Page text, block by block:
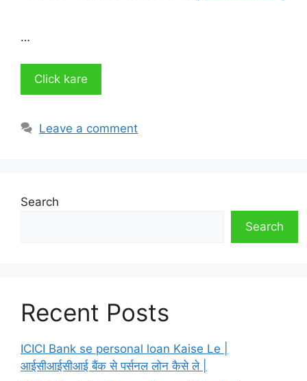
…
Click kare
Leave a comment
Search
Search
Recent Posts
ICICI Bank se personal loan Kaise Le |
आईसीआईसीआई बैंक से पर्सनल लोन कैसे ले |